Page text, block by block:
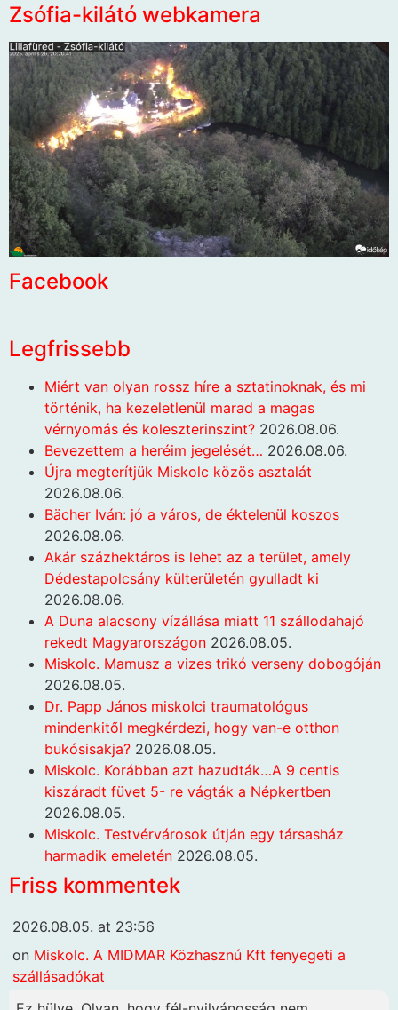
Zsófia-kilátó webkamera
Facebook
Legfrissebb
Miért van olyan rossz híre a sztatinoknak, és mi
történik, ha kezeletlenül marad a magas
vérnyomás és koleszterinszint? 2026.08.06.
Bevezettem a heréim jegelését… 2026.08.06.
Újra megterítjük Miskolc közös asztalát
2026.08.06.
Bächer Iván: jó a város, de éktelenül koszos
2026.08.06.
Akár százhektáros is lehet az a terület, amely
Dédestapolcsány külterületén gyulladt ki
2026.08.06.
A Duna alacsony vízállása miatt 11 szállodahajó
rekedt Magyarországon 2026.08.05.
Miskolc. Mamusz a vizes trikó verseny dobogóján
2026.08.05.
Dr. Papp János miskolci traumatológus
mindenkitől megkérdezi, hogy van-e otthon
bukósisakja? 2026.08.05.
Miskolc. Korábban azt hazudták…A 9 centis
kiszáradt füvet 5- re vágták a Népkertben
2026.08.05.
Miskolc. Testvérvárosok útján egy társasház
harmadik emeletén 2026.08.05.
Friss kommentek
2026.08.05. at 23:56
on Miskolc. A MIDMAR Közhasznú Kft fenyegeti a
szállásadókat